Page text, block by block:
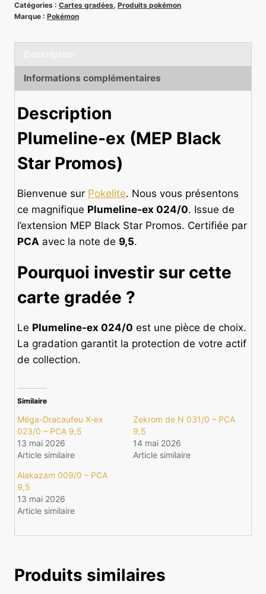
ex
-
9,5
Catégories : Cartes gradées, Produits pokémon
Marque : Pokémon
Informations complémentaires
Description
Plumeline-ex (MEP Black
Star Promos)
Bienvenue sur Pokelite. Nous vous présentons
ce magnifique Plumeline-ex 024/0. Issue de
l’extension MEP Black Star Promos. Certifiée par
PCA avec la note de 9,5.
Pourquoi investir sur cette
carte gradée ?
Le Plumeline-ex 024/0 est une pièce de choix.
La gradation garantit la protection de votre actif
de collection.
Similaire
Méga-Dracaufeu X-ex
023/0 – PCA 9,5
13 mai 2026
Article similaire
Zekrom de N 031/0 – PCA
9,5
14 mai 2026
Article similaire
Alakazam 009/0 – PCA
9,5
13 mai 2026
Article similaire
Produits similaires